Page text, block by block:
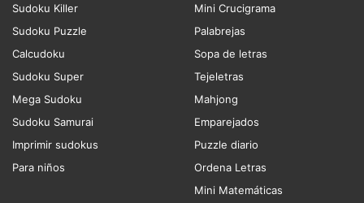
Sudoku Killer
Sudoku Puzzle
Calcudoku
Sudoku Super
Mega Sudoku
Sudoku Samurai
Imprimir sudokus
Para niños
Mini Crucigrama
Palabrejas
Sopa de letras
Tejeletras
Mahjong
Emparejados
Puzzle diario
Ordena Letras
Mini Matemáticas